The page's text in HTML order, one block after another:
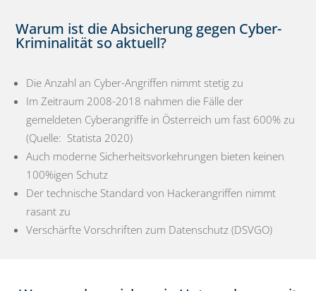
Warum ist die Absicherung gegen Cyber-
Kriminalität so aktuell?
Die Anzahl an Cyber-Angriffen nimmt stetig zu
Im Zeitraum 2008-2018 nahmen die Fälle der
gemeldeten Cyberangriffe in Österreich um fast 600% zu
(Quelle: Statista 2020)
Auch moderne Sicherheitsvorkehrungen bieten keinen
100%igen Schutz
Der technische Standard von Hackerangriffen nimmt
rasant zu
Verschärfte Vorschriften zum Datenschutz (DSVGO)